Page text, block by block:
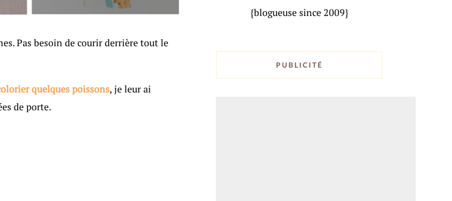
Pas besoin de courir derrière tout le
quelques poissons, je leur ai
de porte.
{blogueuse since 2009}
PUBLICITÉ